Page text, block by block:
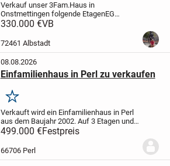
Verkauf unser 3Fam.Haus in
Onstmettingen folgende EtagenEG
Wohnung ca70qm
Gästezimmer.1OG
Kinderzimmer, Wohnzimmer und große...
330.000 €VB
72461 Albstadt
08.08.2026
Einfamilienhaus in Perl zu verkaufen
Merken
Verkauft wird ein Einfamilienhaus in Perl
aus dem Baujahr 2002. Auf 3 Etagen und
178m2 sind 2 Bäder und ein GästeWC,
Küche und 7 Zimmer . Zusätzlich noch 1
begehbarer Kleiderschrank, 2
Abstellkammern...
499.000 €Festpreis
66706 Perl